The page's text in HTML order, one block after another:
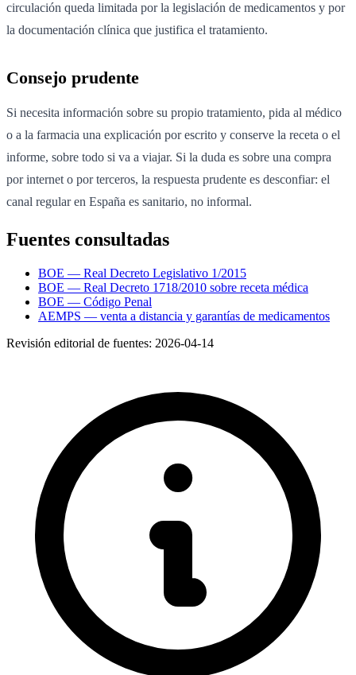
circulación queda limitada por la legislación de medicamentos y por
la documentación clínica que justifica el tratamiento.
Consejo prudente
Si necesita información sobre su propio tratamiento, pida al médico
o a la farmacia una explicación por escrito y conserve la receta o el
informe, sobre todo si va a viajar. Si la duda es sobre una compra
por internet o por terceros, la respuesta prudente es desconfiar: el
canal regular en España es sanitario, no informal.
Fuentes consultadas
BOE — Real Decreto Legislativo 1/2015
BOE — Real Decreto 1718/2010 sobre receta médica
BOE — Código Penal
AEMPS — venta a distancia y garantías de medicamentos
Revisión editorial de fuentes: 2026-04-14